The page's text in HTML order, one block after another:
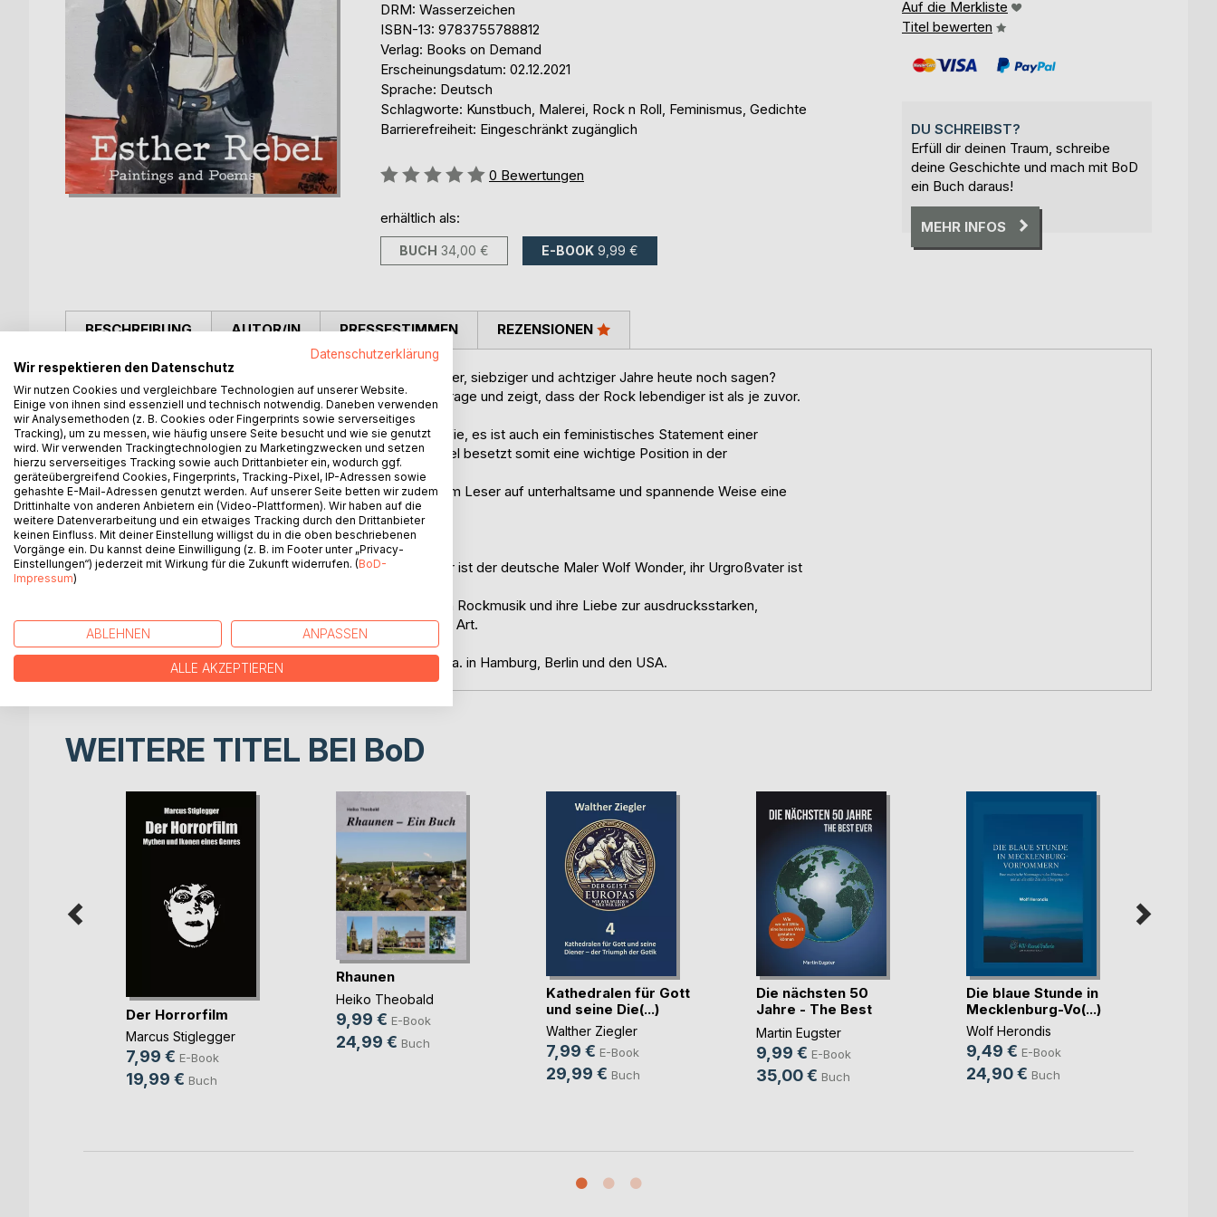
DRM: Wasserzeichen
ISBN-13: 9783755788812
Verlag: Books on Demand
Erscheinungsdatum: 02.12.2021
Sprache: Deutsch
Schlagworte: Kunstbuch, Malerei, Rock n Roll, Feminismus, Gedichte
Barrierefreiheit: Eingeschränkt zugänglich
Bewertung::
0 Bewertungen
erhältlich als:
BUCH 34,00 € E-BOOK 9,99 €
Auf die Merkliste
Titel bewerten
DU SCHREIBST?
Erfüll dir deinen Traum, schreibe
deine Geschichte und mach mit BoD
ein Buch daraus!
MEHR INFOS
BESCHREIBUNG
Was kann uns der freie Geist des Rock N Roll der sechziger, siebziger und achtziger Jahre heute noch sagen?
Esther Rebel gibt in ihren Bildern eine Antwort auf diese Frage und zeigt, dass der Rock lebendiger ist als je zuvor.
Wild At Rock N Roll Heart ist mehr als eine Künstlerbiografie, es ist auch ein feministisches Statement einer
Künstlerin, ein Werk voller Kraft und Empathie. Esther Rebel besetzt somit eine wichtige Position in der
zeitgenössischen Kunst.
Die Kunsthistorikerin Susanne Ursula Meyer, M.A., gibt dem Leser auf unterhaltsame und spannende Weise eine
Einführung in das Werk von Esther Rebel.
Esther Rebel wurde 1978 in Hamburg geboren.
Ihre künstlerischen Wurzeln liegen in ihrer Familie, ihr Vater ist der deutsche Maler Wolf Wonder, ihr Urgroßvater ist
Rebels Malerei ist geprägt durch die Nähe zur klassischen Rockmusik und ihre Liebe zur ausdrucksstarken,
farbkräftigen Malerei des Expressionismus bis hin zur Pop Art.
Seit 2001 lebt sie als freie Künstlerin in Berlin.
Sie hat zahlreiche Ausstellungen und Messeteilnahmen, u.a. in Hamburg, Berlin und den USA.
AUTOR/IN PRESSESTIMMEN REZENSIONEN
WEITERE TITEL BEI BoD
Der Horrorfilm
Marcus Stiglegger
7,99 € E-Book
19,99 € Buch
Rhaunen
Heiko Theobald
9,99 € E-Book
24,99 € Buch
Kathedralen für Gott
und seine Die(...)
Walther Ziegler
7,99 € E-Book
29,99 € Buch
Die nächsten 50
Jahre - The Best
Ever
Martin Eugster
9,99 € E-Book
35,00 € Buch
Die blaue Stunde in
Mecklenburg-Vo(...)
Wolf Herondis
9,49 € E-Book
24,90 € Buch
Datenschutzerklärung
Wir respektieren den Datenschutz
Wir nutzen Cookies und vergleichbare Technologien auf unserer Website.
Einige von ihnen sind essenziell und technisch notwendig. Daneben verwenden
wir Analysemethoden (z. B. Cookies oder Fingerprints sowie serverseitiges
Tracking), um zu messen, wie häufig unsere Seite besucht und wie sie genutzt
wird. Wir verwenden Trackingtechnologien zu Marketingzwecken und setzen
hierzu serverseitiges Tracking sowie auch Drittanbieter ein, wodurch ggf.
geräteübergreifend Cookies, Fingerprints, Tracking-Pixel, IP-Adressen sowie
gehashte E-Mail-Adressen genutzt werden. Auf unserer Seite betten wir zudem
Drittinhalte von anderen Anbietern ein (Video-Plattformen). Wir haben auf die
weitere Datenverarbeitung und ein etwaiges Tracking durch den Drittanbieter
keinen Einfluss. Mit deiner Einstellung willigst du in die oben beschriebenen
Vorgänge ein. Du kannst deine Einwilligung (z. B. im Footer unter „Privacy-
Einstellungen“) jederzeit mit Wirkung für die Zukunft widerrufen. (BoD-
Impressum)
ABLEHNEN ANPASSEN
ALLE AKZEPTIEREN